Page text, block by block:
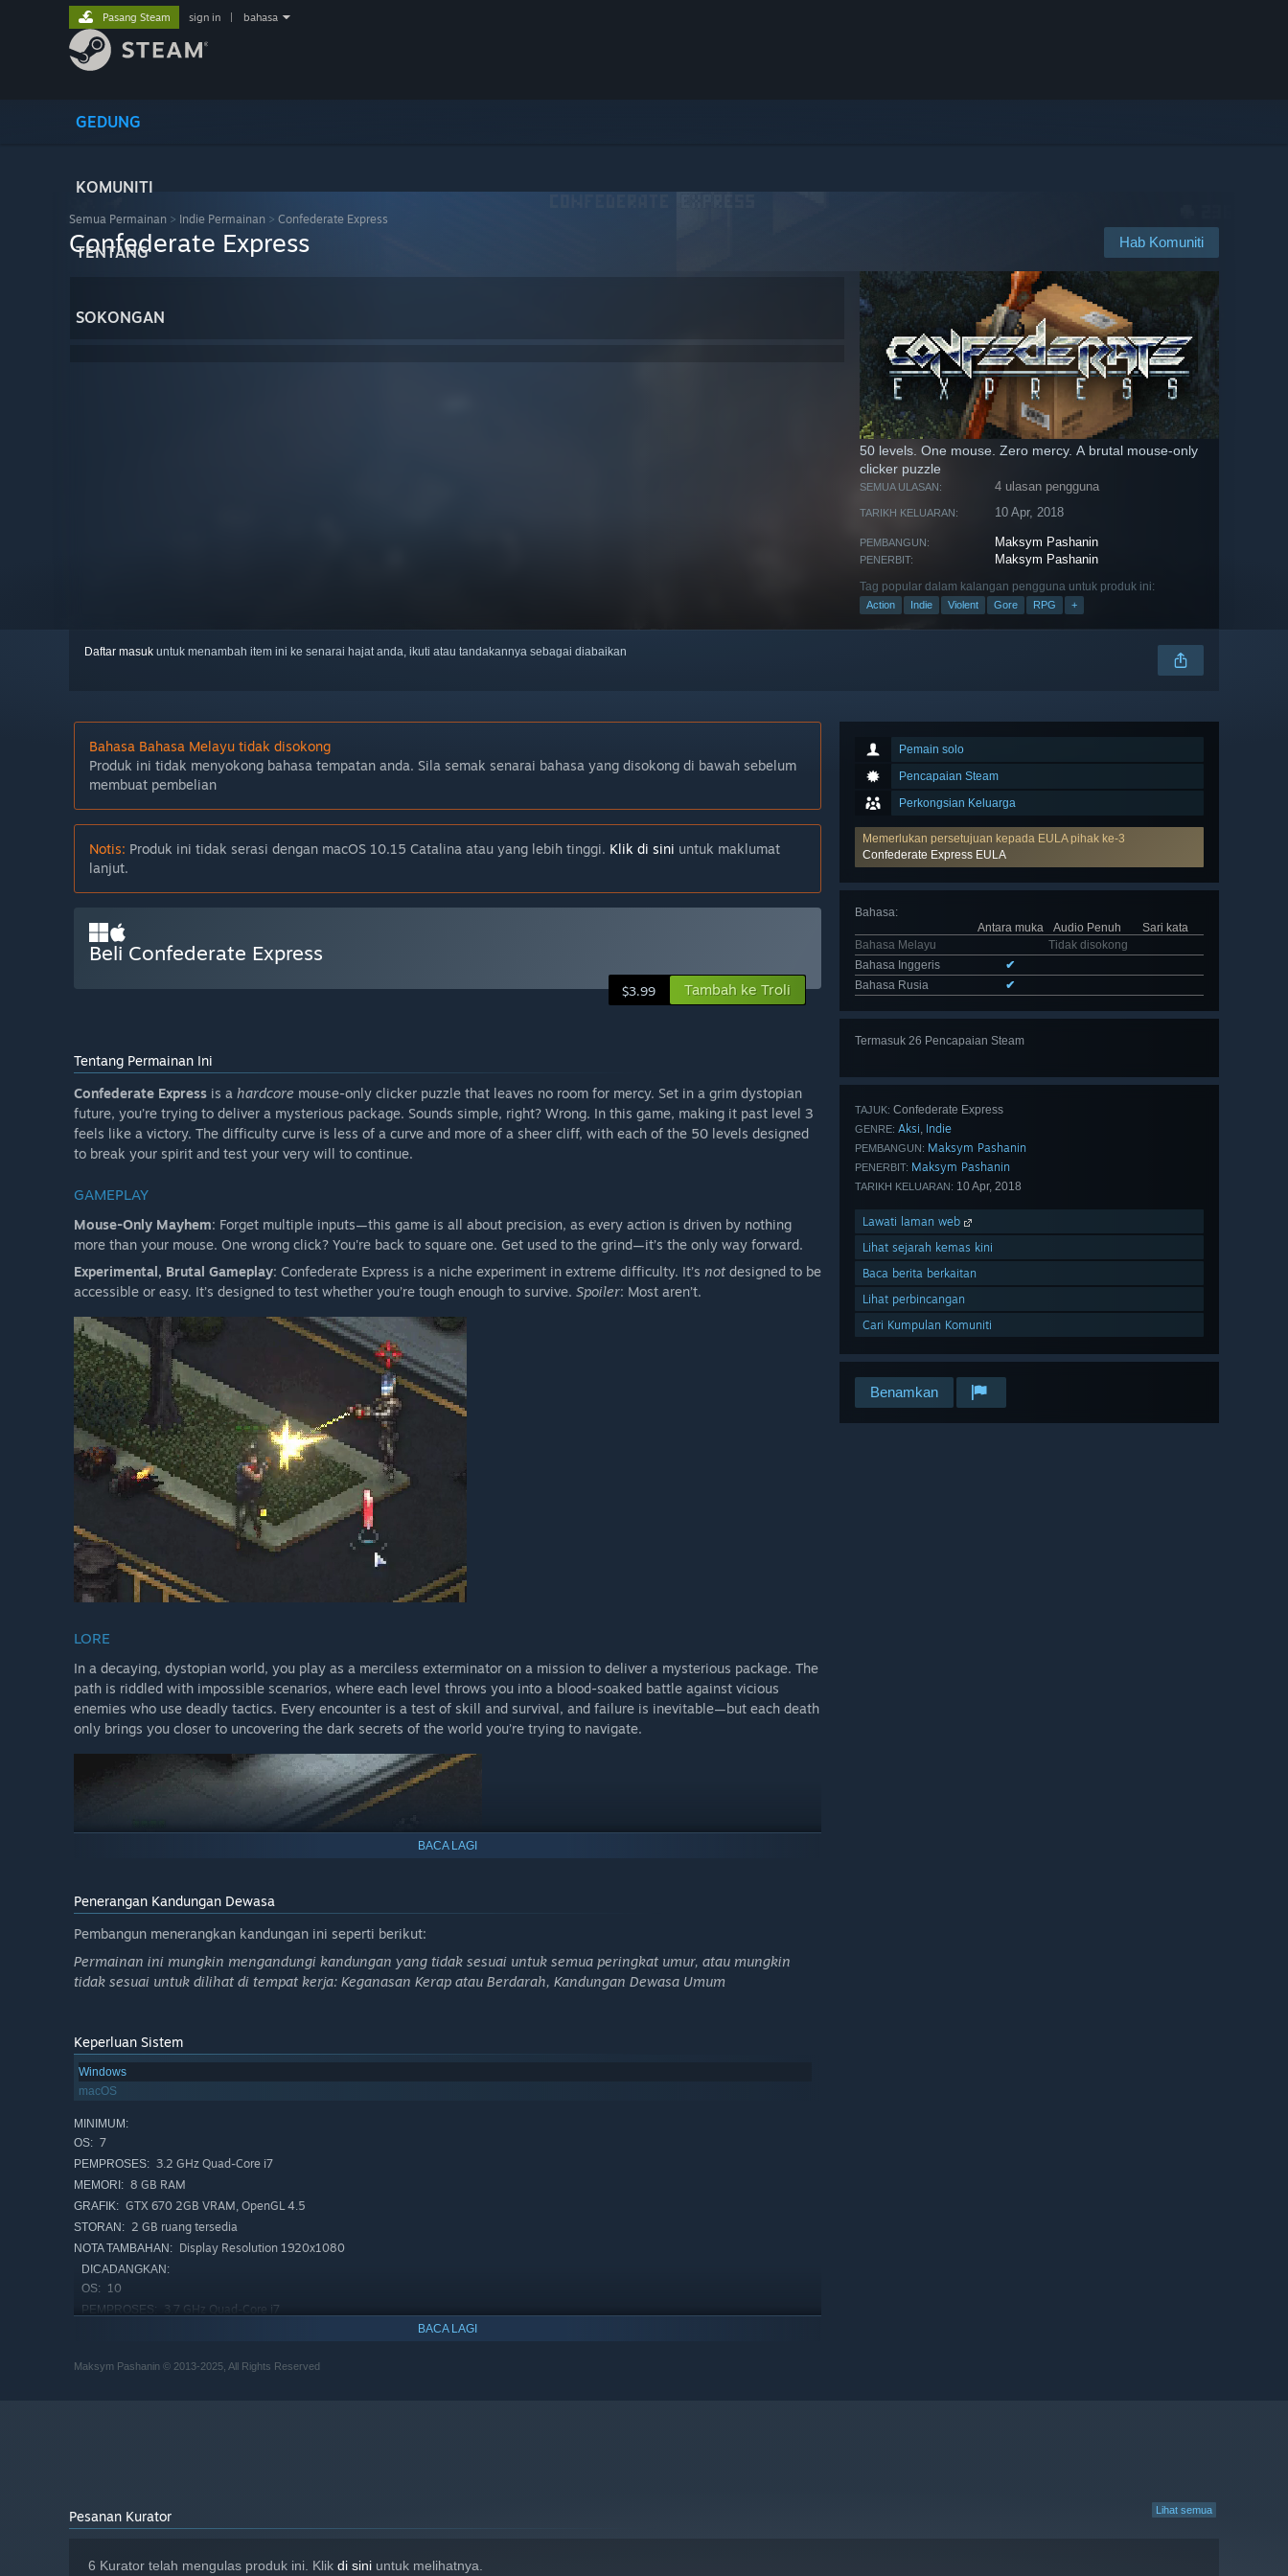
GEDUNG
KOMUNITI
TENTANG
SOKONGAN
Pasang Steam sign in bahasa
Semua Permainan > Indie Permainan > Confederate Express
Hab Komuniti
Confederate Express
50 levels. One mouse. Zero mercy. A brutal mouse-only
clicker puzzle
SEMUA ULASAN: 4 ulasan pengguna
TARIKH KELUARAN: 10 Apr, 2018
PEMBANGUN: Maksym Pashanin
PENERBIT: Maksym Pashanin
Tag popular dalam kalangan pengguna untuk produk ini:
Action Indie Violent Gore RPG +
Daftar masuk untuk menambah item ini ke senarai hajat anda, ikuti atau tandakannya sebagai diabaikan
Pemain solo
Pencapaian Steam
Perkongsian Keluarga
Memerlukan persetujuan kepada EULA pihak ke-3
Confederate Express EULA
Bahasa:
Antara muka
Audio Penuh
Sari kata
Bahasa Melayu
Tidak disokong
Bahasa Inggeris
✔
Bahasa Rusia
✔
Termasuk 26 Pencapaian Steam
TAJUK: Confederate Express
GENRE: Aksi, Indie
PEMBANGUN: Maksym Pashanin
PENERBIT: Maksym Pashanin
TARIKH KELUARAN: 10 Apr, 2018
Lawati laman web
Lihat sejarah kemas kini
Baca berita berkaitan
Lihat perbincangan
Cari Kumpulan Komuniti
Benamkan
Bahasa Bahasa Melayu tidak disokong
Produk ini tidak menyokong bahasa tempatan anda. Sila semak senarai bahasa yang disokong di bawah sebelum
membuat pembelian
Notis: Produk ini tidak serasi dengan macOS 10.15 Catalina atau yang lebih tinggi. Klik di sini untuk maklumat
lanjut.
Beli Confederate Express
$3.99 Tambah ke Troli
Tentang Permainan Ini
Confederate Express is a hardcore mouse-only clicker puzzle that leaves no room for mercy. Set in a grim dystopian
future, you’re trying to deliver a mysterious package. Sounds simple, right? Wrong. In this game, making it past level 3
feels like a victory. The difficulty curve is less of a curve and more of a sheer cliff, with each of the 50 levels designed
to break your spirit and test your very will to continue.
GAMEPLAY
Mouse-Only Mayhem: Forget multiple inputs—this game is all about precision, as every action is driven by nothing
more than your mouse. One wrong click? You're back to square one. Get used to the grind—it’s the only way forward.
Experimental, Brutal Gameplay: Confederate Express is a niche experiment in extreme difficulty. It’s not designed to be
accessible or easy. It’s designed to test whether you’re tough enough to survive. Spoiler: Most aren’t.
LORE
In a decaying, dystopian world, you play as a merciless exterminator on a mission to deliver a mysterious package. The
path is riddled with impossible scenarios, where each level throws you into a blood-soaked battle against vicious
enemies who use deadly tactics. Every encounter is a test of skill and survival, and failure is inevitable—but each death
only brings you closer to uncovering the dark secrets of the world you’re trying to navigate.
TECHNOLOGY
False2D™ API
drawn animation frames into a spectacular flurry of visual feast.
SUMMARY
is a hardcore, niche experience built for those who crave an insane challenge. It’s visceral,
punishing, and relentless experience, pushing your patience, reflexes, and even your sanity to the limit.
BACA LAGI
Penerangan Kandungan Dewasa
Pembangun menerangkan kandungan ini seperti berikut:
Permainan ini mungkin mengandungi kandungan yang tidak sesuai untuk semua peringkat umur, atau mungkin
tidak sesuai untuk dilihat di tempat kerja: Keganasan Kerap atau Berdarah, Kandungan Dewasa Umum
Keperluan Sistem
Windows
macOS
MINIMUM:
OS: 7
PEMPROSES: 3.2 GHz Quad-Core i7
MEMORI: 8 GB RAM
GRAFIK: GTX 670 2GB VRAM, OpenGL 4.5
STORAN: 2 GB ruang tersedia
NOTA TAMBAHAN: Display Resolution 1920x1080
DICADANGKAN:
OS:
10
PEMPROSES: 3.7 GHz Quad-Core i7
STORAN: 2 GB ruang tersedia
BACA LAGI
Maksym Pashanin © 2013-2025, All Rights Reserved
Lihat semua
Pesanan Kurator
6 Kurator telah mengulas produk ini. Klik di sini untuk melihatnya.